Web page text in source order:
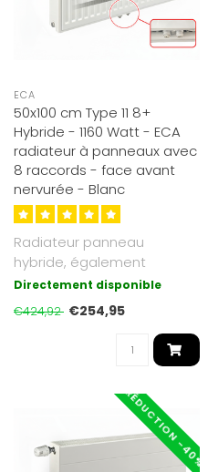
ECA
50x100 cm Type 11 8+
Hybride - 1160 Watt - ECA
radiateur à panneaux avec
8 raccords - face avant
nervurée - Blanc
Radiateur panneau
hybride, également
adapté basse
température. Jusqu’à 30 ..
Directement disponible
€424,92 €254,95
RÉDUCTION -40%